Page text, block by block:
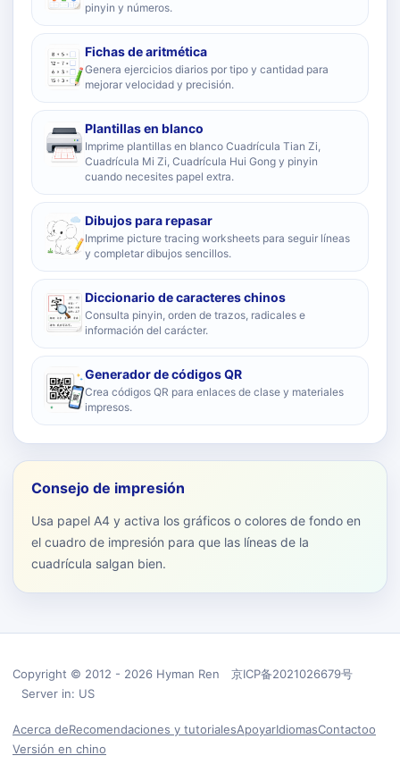
pinyin y números.
Fichas de aritmética
Genera ejercicios diarios por tipo y cantidad para
mejorar velocidad y precisión.
Plantillas en blanco
Imprime plantillas en blanco Cuadrícula Tian Zi,
Cuadrícula Mi Zi, Cuadrícula Hui Gong y pinyin
cuando necesites papel extra.
Dibujos para repasar
Imprime picture tracing worksheets para seguir líneas
y completar dibujos sencillos.
Diccionario de caracteres chinos
Consulta pinyin, orden de trazos, radicales e
información del carácter.
Generador de códigos QR
Crea códigos QR para enlaces de clase y materiales
impresos.
Consejo de impresión
Usa papel A4 y activa los gráficos o colores de fondo en
el cuadro de impresión para que las líneas de la
cuadrícula salgan bien.
Copyright © 2012 - 2026 Hyman Ren 京ICP备2021026679号
Server in: US
Acerca deRecomendaciones y tutorialesApoyarIdiomasContactoo
Versión en chino